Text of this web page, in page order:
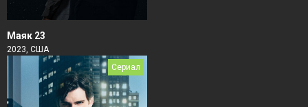
Маяк 23
2023, США
Сериал